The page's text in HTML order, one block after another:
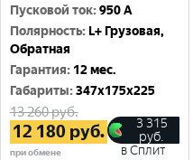
Пусковой ток:950 A
Полярность: L+ Грузовая,
Обратная
Гарантия: 12 мес.
Габариты:347x175x225
13 260руб.
12 180 руб.
при обмене
3 315
руб.
в Сплит